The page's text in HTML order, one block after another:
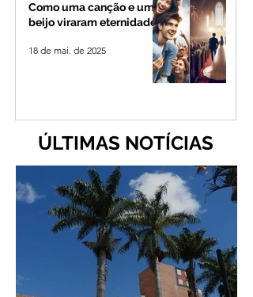
Como uma canção e um
beijo viraram eternidade
18 de mai. de 2025
ÚLTIMAS NOTÍCIAS